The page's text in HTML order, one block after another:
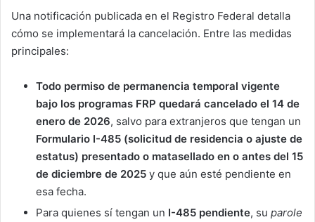
Una notificación publicada en el Registro Federal detalla
cómo se implementará la cancelación. Entre las medidas
principales:
Todo permiso de permanencia temporal vigente
bajo los programas FRP quedará cancelado el 14 de
enero de 2026, salvo para extranjeros que tengan un
Formulario I-485 (solicitud de residencia o ajuste de
estatus) presentado o matasellado en o antes del 15
de diciembre de 2025 y que aún esté pendiente en
esa fecha.
Para quienes sí tengan un I-485 pendiente, su parole